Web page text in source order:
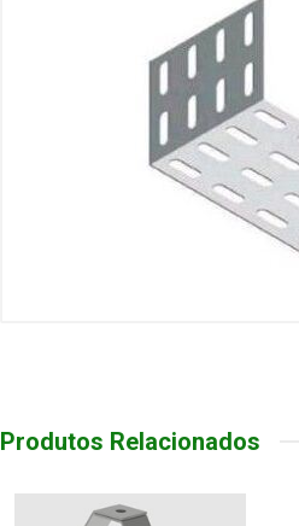
Produtos Relacionados